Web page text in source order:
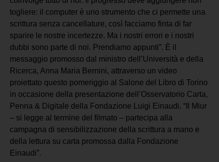
togliere: il computer è uno strumento che ci permette una
scrittura senza cancellature, così facciamo finta di far
sparire le nostre incertezze. Ma i nostri errori e i nostri
dubbi sono parte di noi. Prendiamo appunti”. È il
messaggio promosso dal ministro dell’Università e della
Ricerca, Anna Maria Bernini, attraverso un video
proiettato questo pomeriggio al Salone del Libro di Torino
in occasione della presentazione dell’Osservatorio Carta,
Penna & Digitale della Fondazione Luigi Einaudi. “Il Miur
– si legge al termine del filmato – partecipa alla
campagna di sensibilizzazione della scrittura a mano e
della lettura su carta promossa dalla Fondazione
Einaudi”.